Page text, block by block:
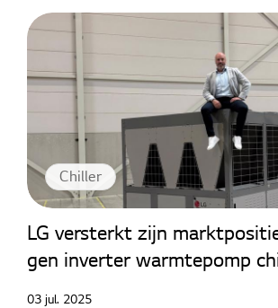
Chiller
LG versterkt zijn
gen inverter warmtepomp
03 jul. 2025